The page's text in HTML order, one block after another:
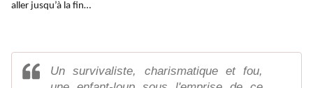
aller jusqu’à la fin…
Un survivaliste, charismatique et fou,